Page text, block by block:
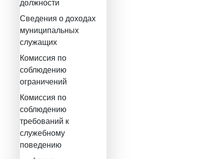
должности
Сведения о доходах
муниципальных
служащих
Комиссия по
соблюдению
ограничений
Комиссия по
соблюдению
требований к
служебному
поведению